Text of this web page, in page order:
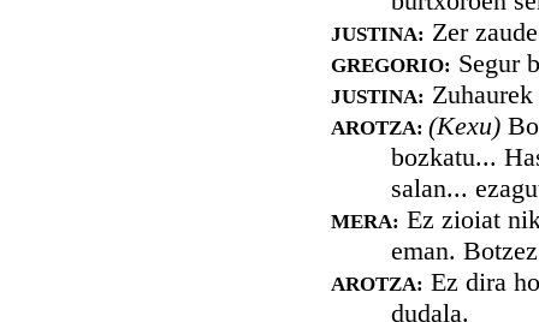
JUSTINA: Zer
GREGORIO: Segur
JUSTINA:
AROTZA: (Kexu)
bozkatu...
salan...
MERA: Ez zioiat
eman.
AROTZA: Ez dira
dudala.